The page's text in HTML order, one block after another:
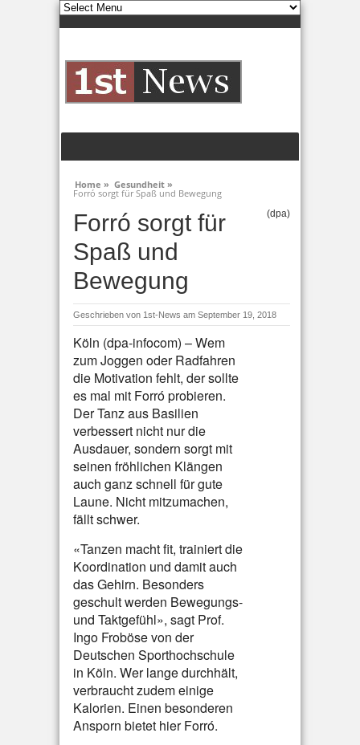
Home » Gesundheit »
Forró sorgt für Spaß und Bewegung
Forró sorgt für
Spaß und
Bewegung
(dpa)
Geschrieben von 1st-News am September 19, 2018
Köln (dpa-infocom) – Wem
zum Joggen oder Radfahren
die Motivation fehlt, der sollte
es mal mit Forró probieren.
Der Tanz aus Basilien
verbessert nicht nur die
Ausdauer, sondern sorgt mit
seinen fröhlichen Klängen
auch ganz schnell für gute
Laune. Nicht mitzumachen,
fällt schwer.
«Tanzen macht fit, trainiert die
Koordination und damit auch
das Gehirn. Besonders
geschult werden Bewegungs-
und Taktgefühl», sagt Prof.
Ingo Froböse von der
Deutschen Sporthochschule
in Köln. Wer lange durchhält,
verbraucht zudem einige
Kalorien. Einen besonderen
Ansporn bietet hier Forró.